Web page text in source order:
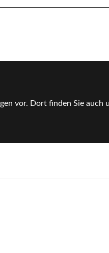
vor. Dort finden Sie auch